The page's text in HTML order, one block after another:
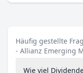
Häufig gestellte
- Allianz Emerging
Wie viel